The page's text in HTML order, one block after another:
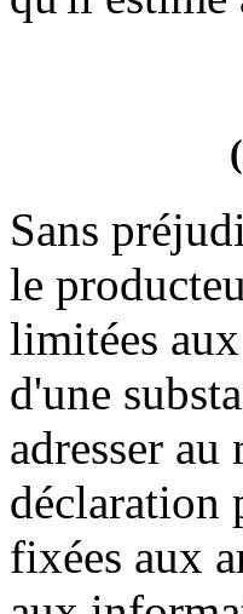
Sans
le
limitées
d'une
adresser
déclaration
fixées aux